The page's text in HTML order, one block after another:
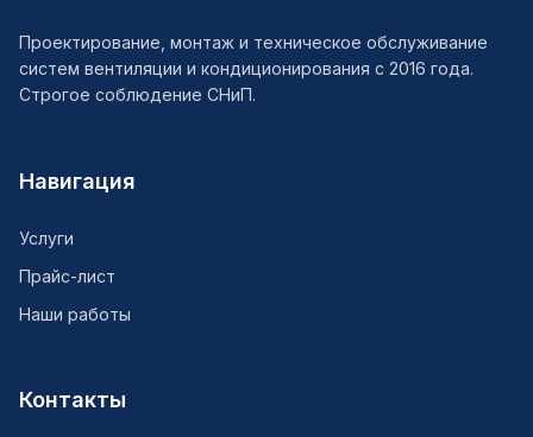
Проектирование, монтаж и техническое обслуживание
систем вентиляции и кондиционирования с 2016 года.
Строгое соблюдение СНиП.
Навигация
Услуги
Прайс-лист
Наши работы
Контакты